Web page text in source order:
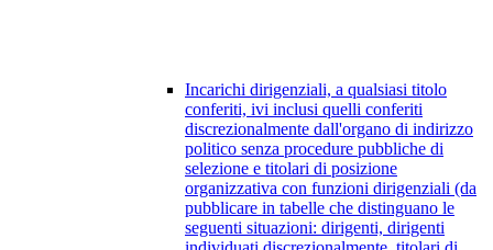
Incarichi dirigenziali, a qualsiasi titolo
conferiti, ivi inclusi quelli conferiti
discrezionalmente dall'organo di indirizzo
politico senza procedure pubbliche di
selezione e titolari di posizione
organizzativa con funzioni dirigenziali (da
pubblicare in tabelle che distinguano le
seguenti situazioni: dirigenti, dirigenti